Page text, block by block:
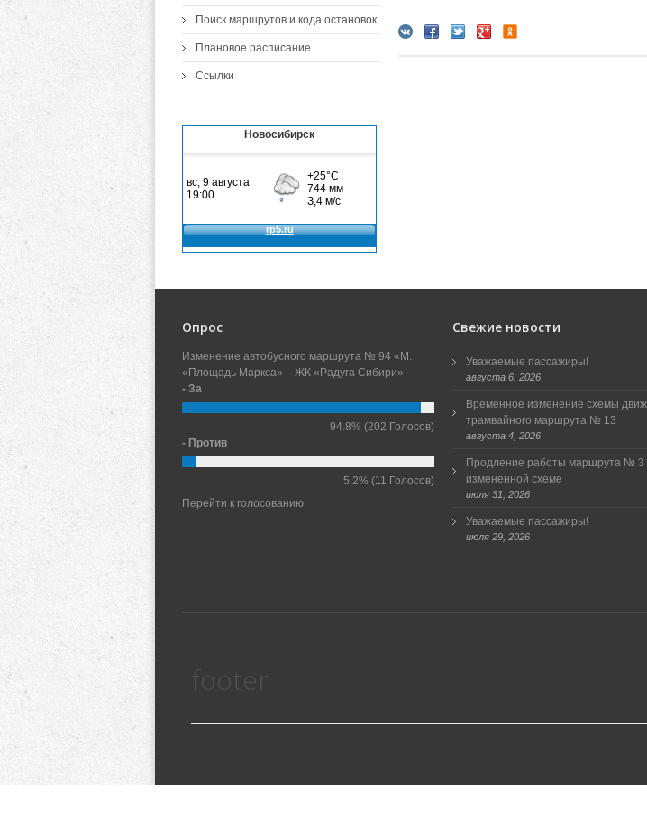
Поиск маршрутов и кода остановок
Плановое расписание
Ссылки
Новосибирск
Опрос
Изменение автобусного маршрута № 94 «М.
«Площадь Маркса» – ЖК «Радуга Сибири»
- За
94.8% (202 Голосов)
- Против
5.2% (11 Голосов)
Перейти к голосованию
Свежие новости
Уважаемые пассажиры!
августа 6, 2026
Временное изменение схемы
трамвайного маршрута № 13
августа 4, 2026
Продление работы маршрута № 3
измененной схеме
июля 31, 2026
Уважаемые пассажиры!
июля 29, 2026
footer